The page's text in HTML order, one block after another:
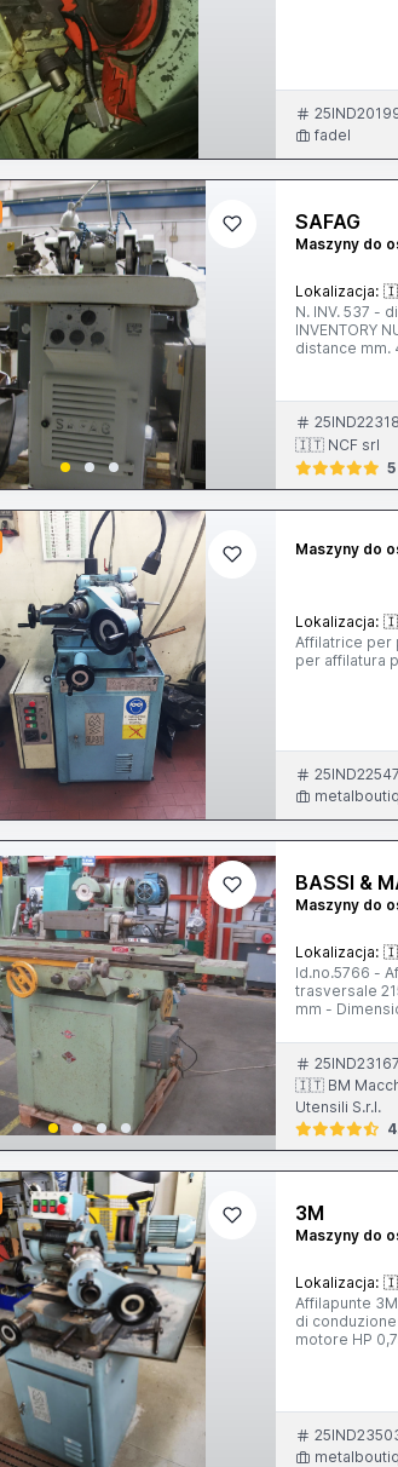
fadel
SAFAG
Maszyny do
Lokalizacja:
N. INV. 537 -
INVENTORY
distance mm.
25IND22318
🇮🇹 NCF srl
5
Maszyny do
Lokalizacja:
Affilatrice per
per affilatura
25IND22547
BASSI &
Maszyny do
Lokalizacja:
Id.no.5766 -
trasversale
mm -
25IND23167
🇮🇹 BM
Utensili S.r.l.
3M
Maszyny do
Lokalizacja:
Affilapunte 3M
di conduzione 1x1 - 1x2 Angolo minimo di punta 80°
motore HP 0,75 Collegamento trifase 220/380 Giri motore 2800 Dimensioni mola
montati sui
manuale di